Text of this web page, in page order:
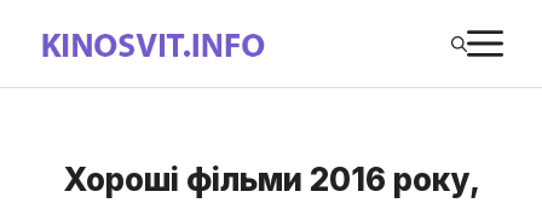
вмісту
Хороші фільми 2016 року,